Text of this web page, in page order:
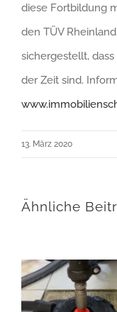
diese Fortbildung
den TÜV
sichergestellt,
der Zeit sind.
13. März 2020
Ähnliche